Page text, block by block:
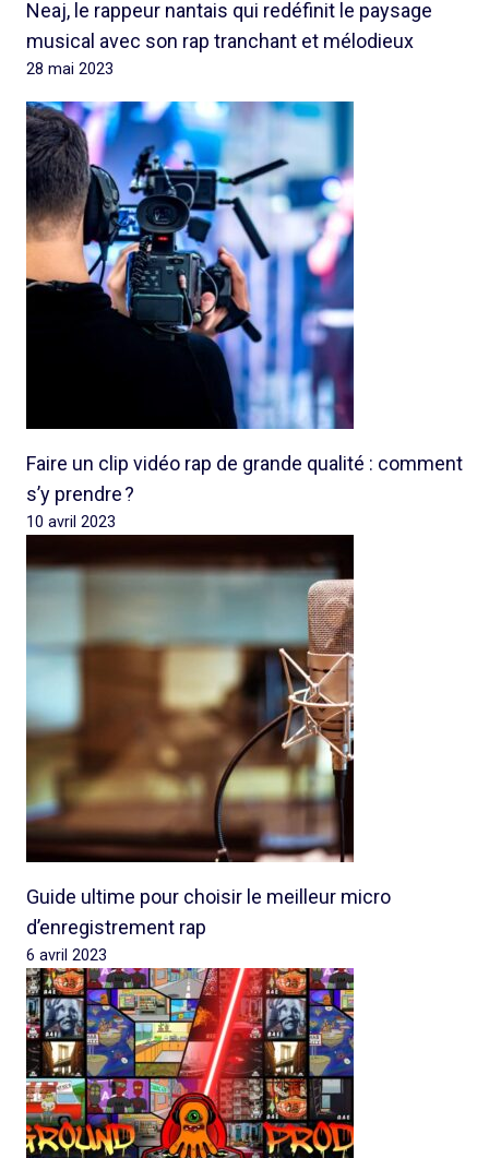
Neaj, le rappeur nantais qui redéfinit le paysage
musical avec son rap tranchant et mélodieux
28 mai 2023
Faire un clip vidéo rap de grande qualité : comment
s’y prendre ?
10 avril 2023
Guide ultime pour choisir le meilleur micro
d’enregistrement rap
6 avril 2023